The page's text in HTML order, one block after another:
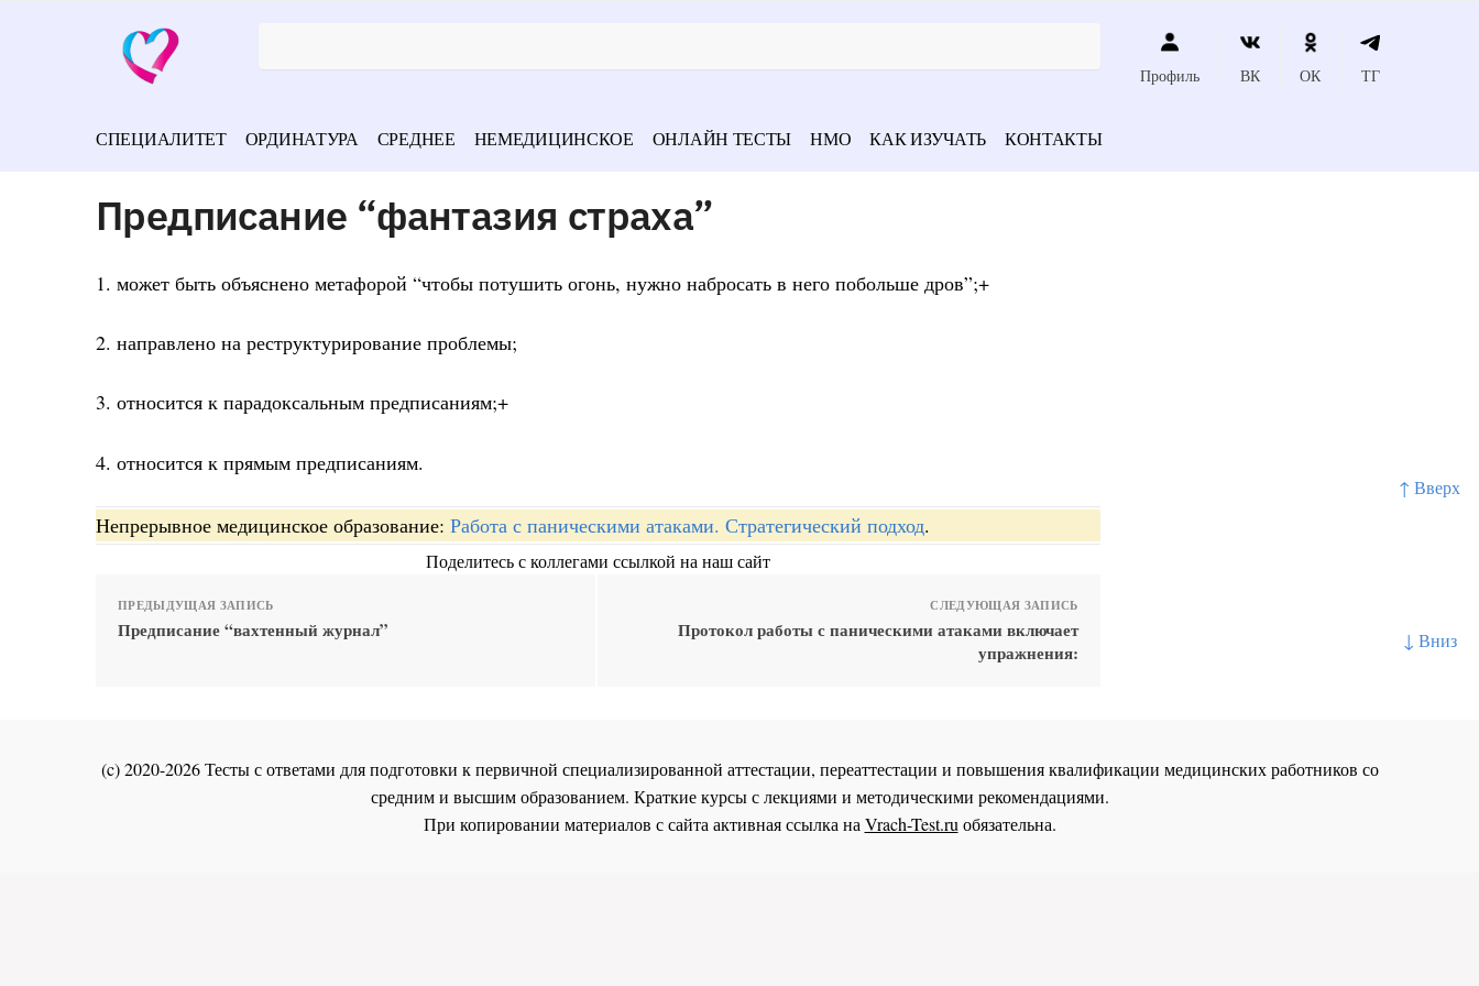
↑ Вверх
↓ Вниз
Профиль ВК ОК ТГ
СПЕЦИАЛИТЕТ ОРДИНАТУРА СРЕДНЕЕ НЕМЕДИЦИНСКОЕ ОНЛАЙН ТЕСТЫ НМО КАК ИЗУЧАТЬ КОНТАКТЫ
Предписание “фантазия страха”
1. может быть объяснено метафорой “чтобы потушить огонь, нужно набросать в него побольше дров”;+
2. направлено на реструктурирование проблемы;
3. относится к парадоксальным предписаниям;+
4. относится к прямым предписаниям.
Непрерывное медицинское образование: Работа с паническими атаками. Стратегический подход.
Поделитесь с коллегами ссылкой на наш сайт
ПРЕДЫДУЩАЯ ЗАПИСЬ
Предписание “вахтенный журнал”
СЛЕДУЮЩАЯ ЗАПИСЬ
Протокол работы с паническими атаками включает
упражнения:
(c) 2020-2026 Тесты с ответами для подготовки к первичной специализированной аттестации, переаттестации и повышения квалификации медицинских работников со
средним и высшим образованием. Краткие курсы с лекциями и методическими рекомендациями.
При копировании материалов с сайта активная ссылка наVrach-Test.ruобязательна.